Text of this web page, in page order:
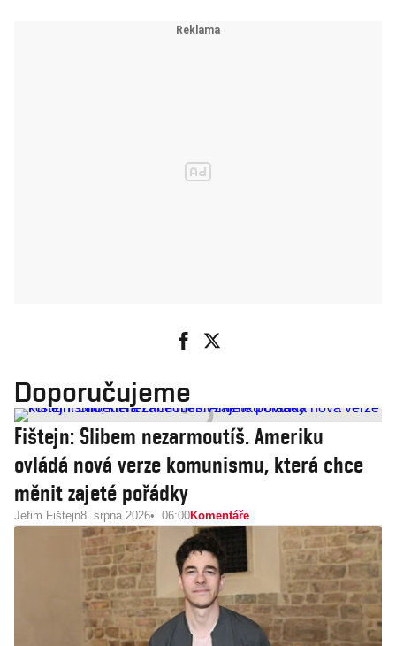
Doporučujeme
Fištejn: Slibem nezarmoutíš. Ameriku
ovládá nová verze komunismu, která chce
měnit zajeté pořádky
Jefim Fištejn8. srpna 2026 06:00Komentáře